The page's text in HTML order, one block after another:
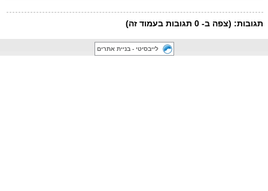
לייבסיטי - בניית אתרים